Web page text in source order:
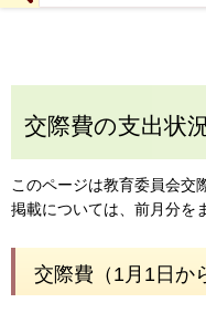
交際費の支出状
このページは教育委員会交
掲載については、前月分を
交際費（1月1日か